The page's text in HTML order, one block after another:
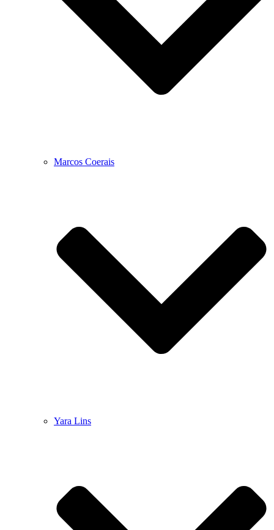
Marcos Coerais
Yara Lins